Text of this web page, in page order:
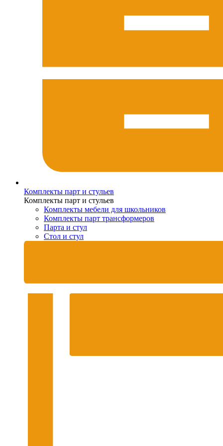
Комплекты парт и стульев
Комплекты парт и стульев
Комплекты мебели для школьников
Комплекты парт трансформеров
Парта и стул
Стол и стул